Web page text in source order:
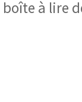
à lire